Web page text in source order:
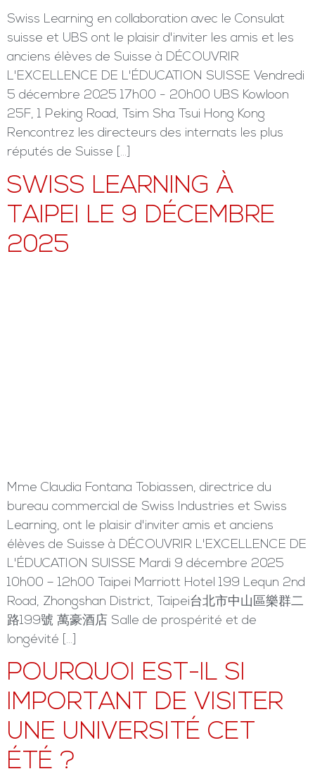
Swiss Learning en collaboration avec le Consulat
suisse et UBS ont le plaisir d'inviter les amis et les
anciens élèves de Suisse à DÉCOUVRIR
L'EXCELLENCE DE L'ÉDUCATION SUISSE Vendredi
5 décembre 2025 17h00 - 20h00 UBS Kowloon
25F, 1 Peking Road, Tsim Sha Tsui Hong Kong
Rencontrez les directeurs des internats les plus
réputés de Suisse […]
SWISS LEARNING À
TAIPEI LE 9 DÉCEMBRE
2025
Mme Claudia Fontana Tobiassen, directrice du
bureau commercial de Swiss Industries et Swiss
Learning, ont le plaisir d'inviter amis et anciens
élèves de Suisse à DÉCOUVRIR L'EXCELLENCE DE
L'ÉDUCATION SUISSE Mardi 9 décembre 2025
10h00 – 12h00 Taipei Marriott Hotel 199 Lequn 2nd
Road, Zhongshan District, Taipei台北市中山區樂群二
路199號 萬豪酒店 Salle de prospérité et de
longévité […]
POURQUOI EST-IL SI
IMPORTANT DE VISITER
UNE UNIVERSITÉ CET
ÉTÉ ?